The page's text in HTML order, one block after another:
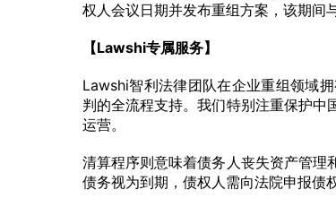
权人会议日期并发布重组方案，该期间
【Lawshi专属服务】
Lawshi智利法律团队在企业重组领域
判的全流程支持。我们特别注重保护中
运营。
清算程序则意味着债务人丧失资产管理
债务视为到期，债权人需向法院申报债